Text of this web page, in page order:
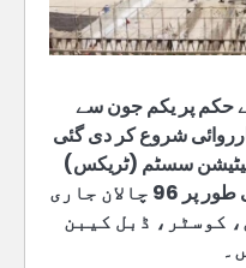
حکم پر یکم جون سے
شروع کر دی گئی
سسٹم (ٹریکس)
کے مطابق پہلے ہی دن مجموعی طور پر 96 چالان جاری
کوسٹر، ڈبل کیبن